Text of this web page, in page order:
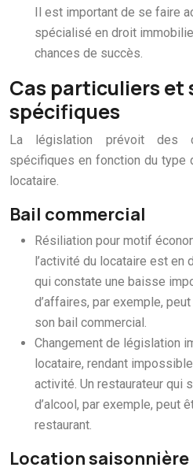
Il est important de se faire
spécialisé en droit
chances de succès.
Cas particuliers
spécifiques
La législation prévoit des
spécifiques en fonction du type
locataire.
Bail commercial
Résiliation pour motif
l’activité du locataire est en
qui constate une baisse
d’affaires, par exemple,
son bail commercial.
Changement de législation
locataire, rendant
activité. Un restaurateur qui
d’alcool, par exemple, peut
restaurant.
Location saisonnière